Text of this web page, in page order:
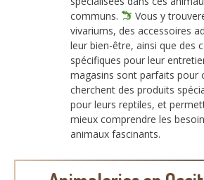
communs.
Vous y
vivariums, des accessoires
leur bien-être, ainsi que des
spécifiques pour leur
magasins sont parfaits pour
cherchent des produits
pour leurs reptiles, et
mieux comprendre les
animaux fascinants.